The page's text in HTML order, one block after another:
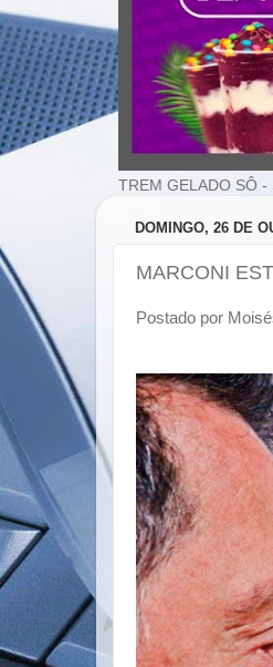
TREM GELADO SÔ
DOMINGO, 26 DE
MARCONI
Postado por